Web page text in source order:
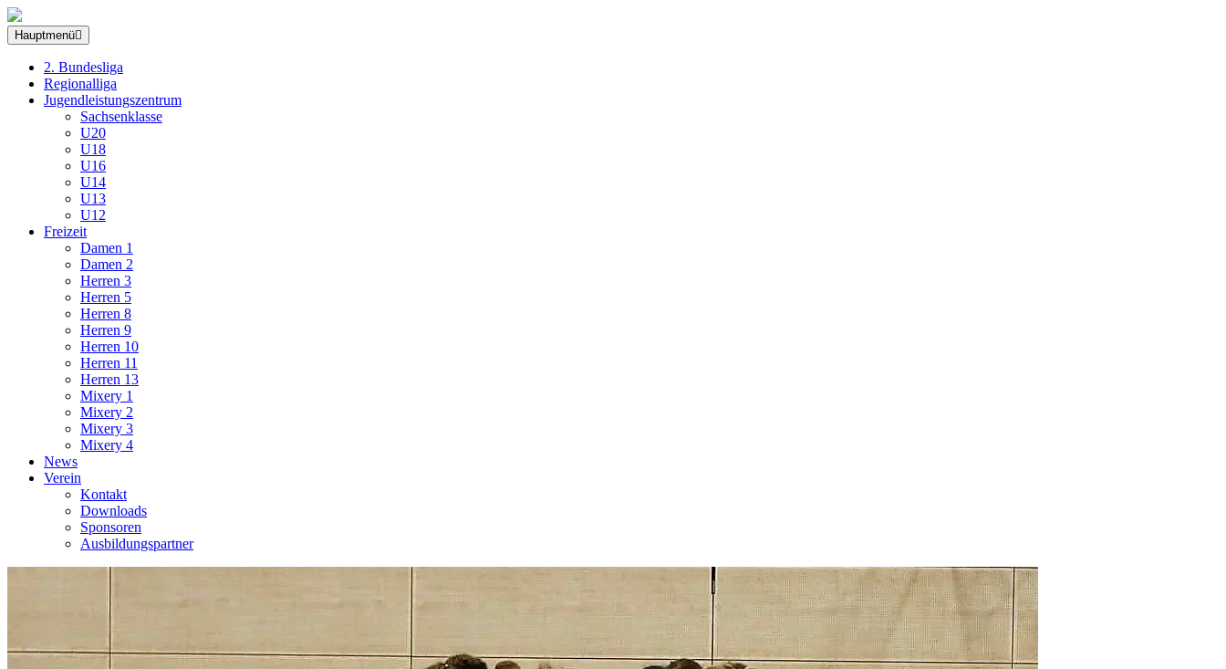
Hauptmenü
2. Bundesliga
Regionalliga
Jugendleistungszentrum
Sachsenklasse
U20
U18
U16
U14
U13
U12
Freizeit
Damen 1
Damen 2
Herren 3
Herren 5
Herren 8
Herren 9
Herren 10
Herren 11
Herren 13
Mixery 1
Mixery 2
Mixery 3
Mixery 4
News
Verein
Kontakt
Downloads
Sponsoren
Ausbildungspartner